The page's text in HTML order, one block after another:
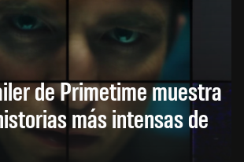
de Primetime muestra
más intensas de